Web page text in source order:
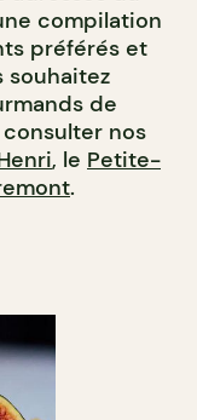
compilation
préférés et
souhaitez
de
nos
, le Petite-
.